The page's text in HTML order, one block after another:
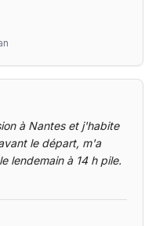
à Nantes et j'habite
le départ, m'a
lendemain à 14 h pile.